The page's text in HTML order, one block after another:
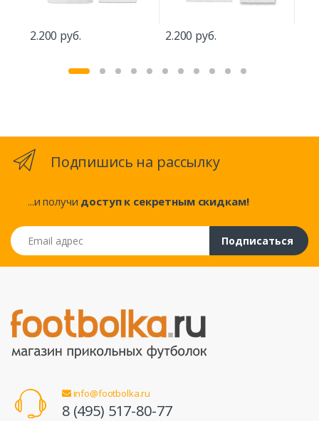
2.200 руб. 2.200 руб.
Подпишись на рассылку
...и получи доступ к секретным скидкам!
Email адрес
Подписаться
info@footbolka.ru
8 (495) 517-80-77